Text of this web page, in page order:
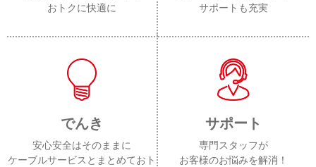
おトクに快適に
サポートも充実
でんき
安心安全はそのままに
ケーブルサービスとまとめておト
サポート
専門スタッフが
お客様のお悩みを解消！